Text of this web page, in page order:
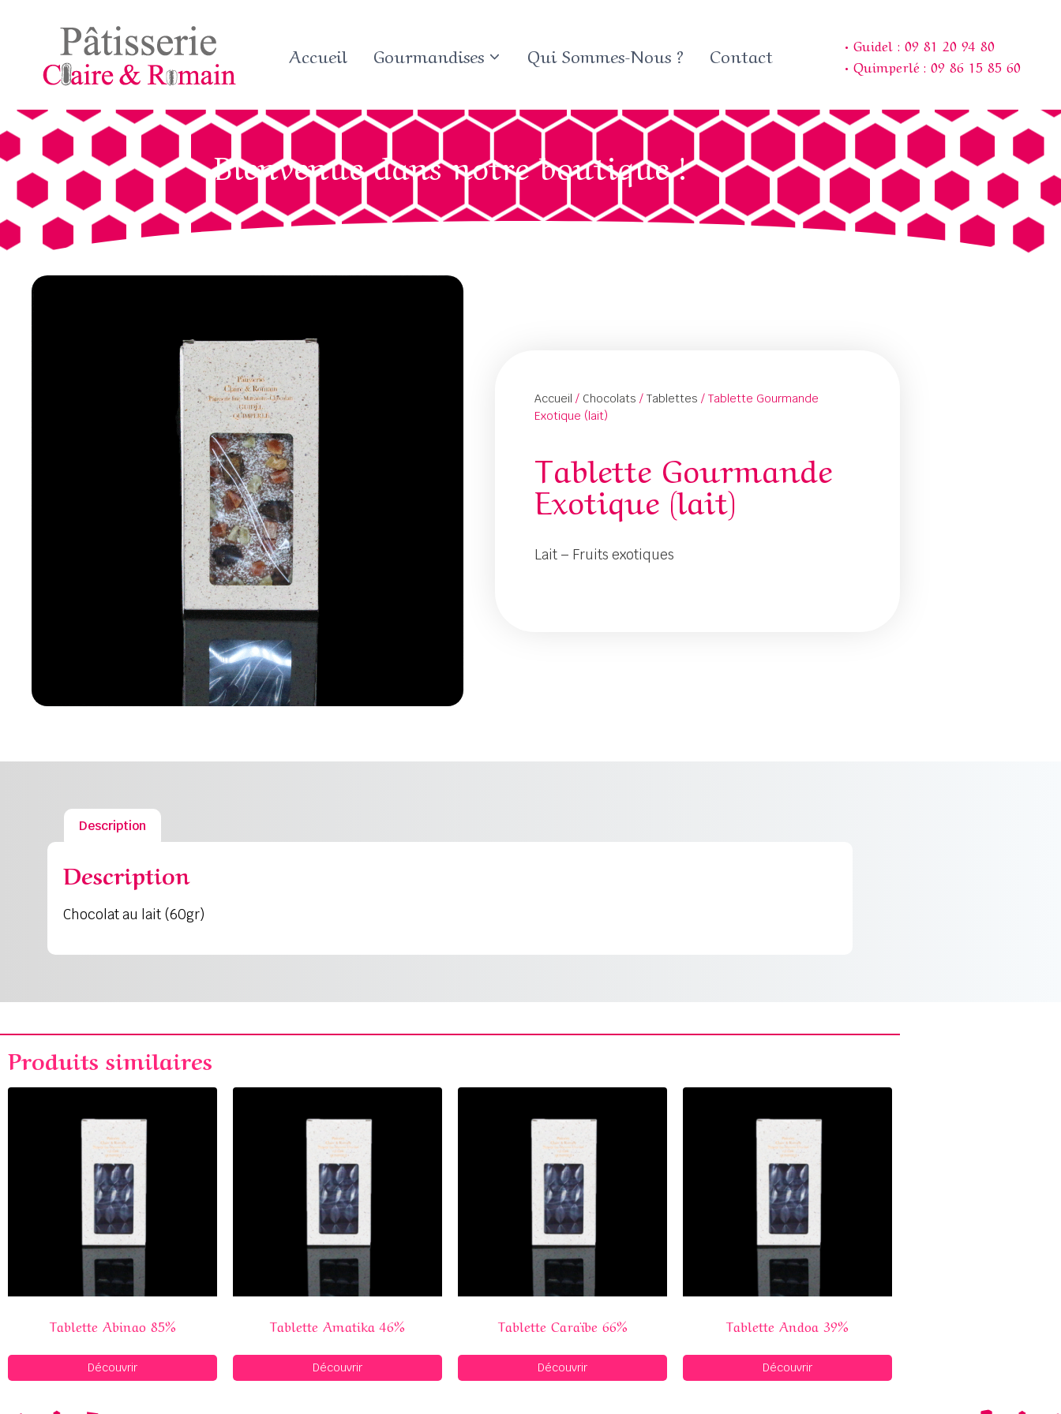
Accueil Gourmandises Qui Sommes-Nous ? Contact
• Guidel : 09 81 20 94 80
• Quimperlé : 09 86 15 85 60
Bienvenue dans notre boutique !
Accueil / Chocolats / Tablettes / Tablette Gourmande
Exotique (lait)
Tablette Gourmande
Exotique (lait)
Lait – Fruits exotiques
Description
Description
Chocolat au lait (60gr)
Produits similaires
Tablette Abinao 85%
Découvrir
Tablette Amatika 46%
Découvrir
Tablette Caraïbe 66%
Découvrir
Tablette Andoa 39%
Découvrir